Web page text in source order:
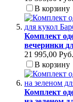
В корзину
Комплект
вечеринки
21 995,00 Руб.
В корзину
Комплект